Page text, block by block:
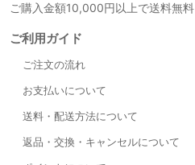
ご購入金額10,000円以上で送料無料
ご利用ガイド
ご注文の流れ
お支払いについて
送料・配送方法について
返品・交換・キャンセルについて